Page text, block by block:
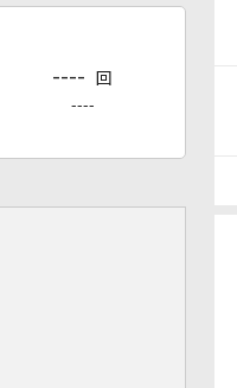
---- 回
----